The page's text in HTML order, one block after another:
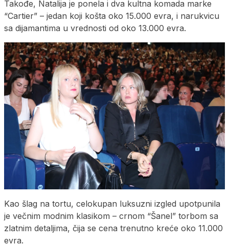
Takođe, Natalija je ponela i dva kultna komada marke
“Cartier” – jedan koji košta oko 15.000 evra, i narukvicu
sa dijamantima u vrednosti od oko 13.000 evra.
Kao šlag na tortu, celokupan luksuzni izgled upotpunila
je večnim modnim klasikom – crnom “Šanel” torbom sa
zlatnim detaljima, čija se cena trenutno kreće oko 11.000
evra.